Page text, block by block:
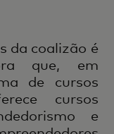
da coalizão é
que, em
de cursos
cursos
e